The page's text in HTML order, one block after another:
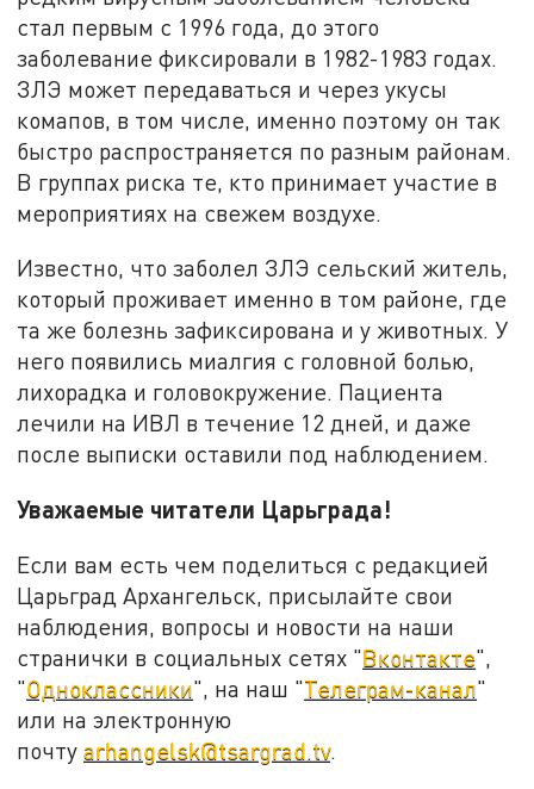
стал первым с 1996 года, до этого
заболевание фиксировали в 1982-1983 годах.
ЗЛЭ может передаваться и через укусы
комапов, в том числе, именно поэтому он так
быстро распространяется по разным районам.
В группах риска те, кто принимает участие в
мероприятиях на свежем воздухе.
Известно, что заболел ЗЛЭ сельский житель,
который проживает именно в том районе, где
та же болезнь зафиксирована и у животных. У
него появились миалгия с головной болью,
лихорадка и головокружение. Пациента
лечили на ИВЛ в течение 12 дней, и даже
после выписки оставили под наблюдением.
Уважаемые читатели Царьграда!
Если вам есть чем поделиться с редакцией
Царьград Архангельск, присылайте свои
наблюдения, вопросы и новости на наши
странички в социальных сетях "Вконтакте",
"Одноклассники", на наш "Телеграм-канал"
или на электронную
почтуarhangelsk@tsargrad.tv.